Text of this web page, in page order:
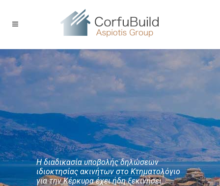
H διαδικασία υποβολής δηλώσεων
ιδιοκτησίας ακινήτων στο Κτηματολόγιο
για την Κέρκυρα έχει ήδη ξεκινήσει.